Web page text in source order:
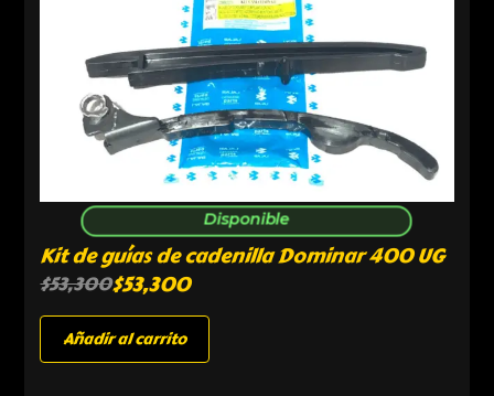
Disponible
Kit de guías de cadenilla Dominar 400 UG
$53,300$53,300
Añadir al carrito